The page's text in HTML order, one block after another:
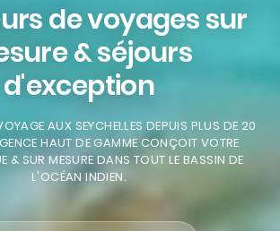
de voyages sur
& séjours
d'exception
AUX SEYCHELLES DEPUIS PLUS DE 20
HAUT DE GAMME CONÇOIT VOTRE
& SUR MESURE DANS TOUT LE BASSIN DE
L'OCÉAN INDIEN.